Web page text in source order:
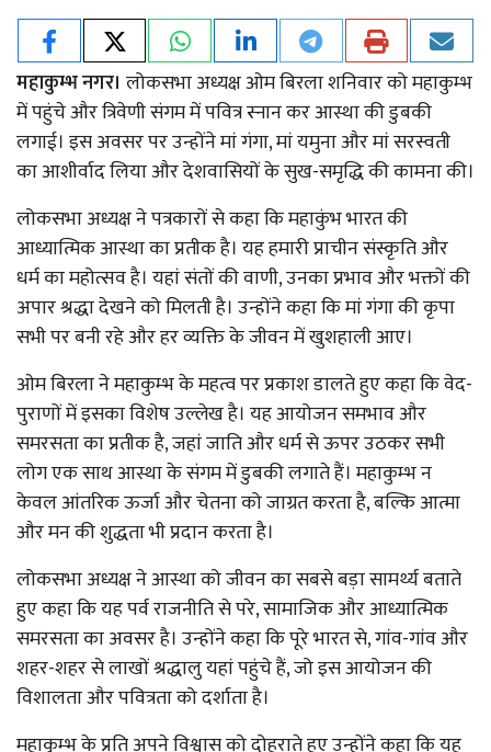
महाकुम्भ नगर। लोकसभा अध्यक्ष ओम बिरला शनिवार को महाकुम्भ
में पहुंचे और त्रिवेणी संगम में पवित्र स्नान कर आस्था की डुबकी
लगाई। इस अवसर पर उन्होंने मां गंगा, मां यमुना और मां सरस्वती
का आशीर्वाद लिया और देशवासियों के सुख-समृद्धि की कामना की।
लोकसभा अध्यक्ष ने पत्रकारों से कहा कि महाकुंभ भारत की
आध्यात्मिक आस्था का प्रतीक है। यह हमारी प्राचीन संस्कृति और
धर्म का महोत्सव है। यहां संतों की वाणी, उनका प्रभाव और भक्तों की
अपार श्रद्धा देखने को मिलती है। उन्होंने कहा कि मां गंगा की कृपा
सभी पर बनी रहे और हर व्यक्ति के जीवन में खुशहाली आए।
ओम बिरला ने महाकुम्भ के महत्व पर प्रकाश डालते हुए कहा कि वेद-
पुराणों में इसका विशेष उल्लेख है। यह आयोजन समभाव और
समरसता का प्रतीक है, जहां जाति और धर्म से ऊपर उठकर सभी
लोग एक साथ आस्था के संगम में डुबकी लगाते हैं। महाकुम्भ न
केवल आंतरिक ऊर्जा और चेतना को जाग्रत करता है, बल्कि आत्मा
और मन की शुद्धता भी प्रदान करता है।
लोकसभा अध्यक्ष ने आस्था को जीवन का सबसे बड़ा सामर्थ्य बताते
हुए कहा कि यह पर्व राजनीति से परे, सामाजिक और आध्यात्मिक
समरसता का अवसर है। उन्होंने कहा कि पूरे भारत से, गांव-गांव और
शहर-शहर से लाखों श्रद्धालु यहां पहुंचे हैं, जो इस आयोजन की
विशालता और पवित्रता को दर्शाता है।
महाकुम्भ के प्रति अपने विश्वास को दोहराते हुए उन्होंने कहा कि यह